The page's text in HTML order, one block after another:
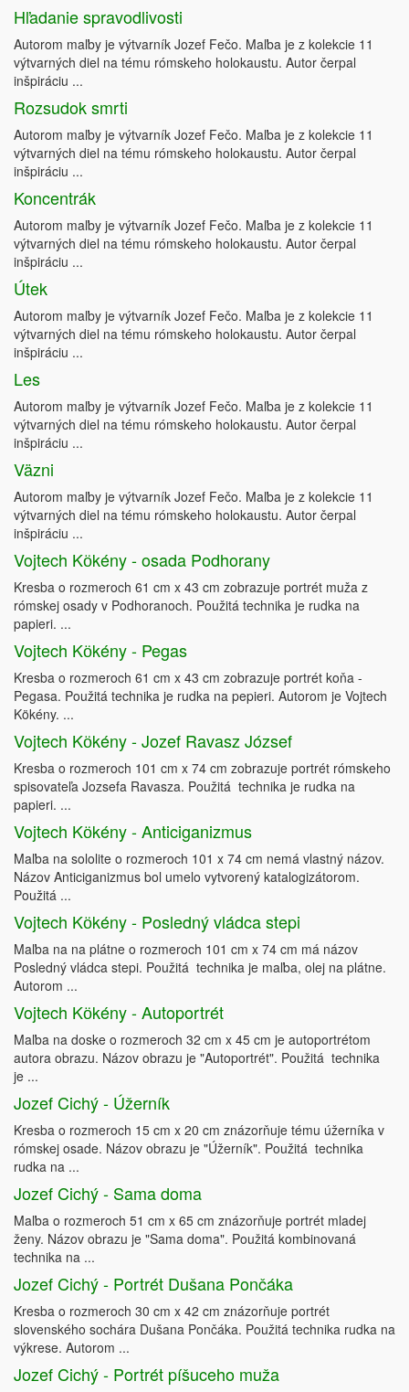
Hľadanie spravodlivosti
Autorom maľby je výtvarník Jozef Fečo. Maľba je z kolekcie 11
výtvarných diel na tému rómskeho holokaustu. Autor čerpal
inšpiráciu ...
Rozsudok smrti
Autorom maľby je výtvarník Jozef Fečo. Maľba je z kolekcie 11
výtvarných diel na tému rómskeho holokaustu. Autor čerpal
inšpiráciu ...
Koncentrák
Autorom maľby je výtvarník Jozef Fečo. Maľba je z kolekcie 11
výtvarných diel na tému rómskeho holokaustu. Autor čerpal
inšpiráciu ...
Útek
Autorom maľby je výtvarník Jozef Fečo. Maľba je z kolekcie 11
výtvarných diel na tému rómskeho holokaustu. Autor čerpal
inšpiráciu ...
Les
Autorom maľby je výtvarník Jozef Fečo. Maľba je z kolekcie 11
výtvarných diel na tému rómskeho holokaustu. Autor čerpal
inšpiráciu ...
Väzni
Autorom maľby je výtvarník Jozef Fečo. Maľba je z kolekcie 11
výtvarných diel na tému rómskeho holokaustu. Autor čerpal
inšpiráciu ...
Vojtech Kӧkény - osada Podhorany
Kresba o rozmeroch 61 cm x 43 cm zobrazuje portrét muža z
rómskej osady v Podhoranoch. Použitá technika je rudka na
papieri. ...
Vojtech Kӧkény - Pegas
Kresba o rozmeroch 61 cm x 43 cm zobrazuje portrét koňa -
Pegasa. Použitá technika je rudka na pepieri. Autorom je Vojtech
Kökény. ...
Vojtech Kӧkény - Jozef Ravasz József
Kresba o rozmeroch 101 cm x 74 cm zobrazuje portrét rómskeho
spisovateľa Jozsefa Ravasza. Použitá technika je rudka na
papieri. ...
Vojtech Kӧkény - Anticiganizmus
Maľba na sololite o rozmeroch 101 x 74 cm nemá vlastný názov.
Názov Anticiganizmus bol umelo vytvorený katalogizátorom.
Použitá ...
Vojtech Kӧkény - Posledný vládca stepi
Maľba na na plátne o rozmeroch 101 cm x 74 cm má názov
Posledný vládca stepi. Použitá technika je maľba, olej na plátne.
Autorom ...
Vojtech Kӧkény - Autoportrét
Maľba na doske o rozmeroch 32 cm x 45 cm je autoportrétom
autora obrazu. Názov obrazu je "Autoportrét". Použitá technika
je ...
Jozef Cichý - Úžerník
Kresba o rozmeroch 15 cm x 20 cm znázorňuje tému úžerníka v
rómskej osade. Názov obrazu je "Úžerník". Použitá technika
rudka na ...
Jozef Cichý - Sama doma
Maľba o rozmeroch 51 cm x 65 cm znázorňuje portrét mladej
ženy. Názov obrazu je "Sama doma". Použitá kombinovaná
technika na ...
Jozef Cichý - Portrét Dušana Pončáka
Kresba o rozmeroch 30 cm x 42 cm znázorňuje portrét
slovenského sochára Dušana Pončáka. Použitá technika rudka na
výkrese. Autorom ...
Jozef Cichý - Portrét píšuceho muža